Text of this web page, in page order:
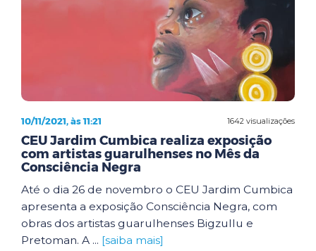
1642 visualizações
10/11/2021, às 11:21
CEU Jardim Cumbica realiza exposição
com artistas guarulhenses no Mês da
Consciência Negra
Até o dia 26 de novembro o CEU Jardim Cumbica
apresenta a exposição Consciência Negra, com
obras dos artistas guarulhenses Bigzullu e
Pretoman. A ... [saiba mais]